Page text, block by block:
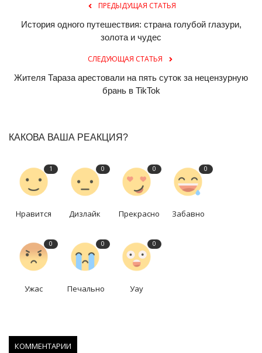
ПРЕДЫДУЩАЯ СТАТЬЯ
История одного путешествия: страна голубой глазури,
золота и чудес
СЛЕДУЮЩАЯ СТАТЬЯ
Жителя Тараза арестовали на пять суток за нецензурную
брань в TikTok
КАКОВА ВАША РЕАКЦИЯ?
1
Нравится
0
Дизлайк
0
Прекрасно
0
Забавно
0
Ужас
0
Печально
0
Уау
КОММЕНТАРИИ